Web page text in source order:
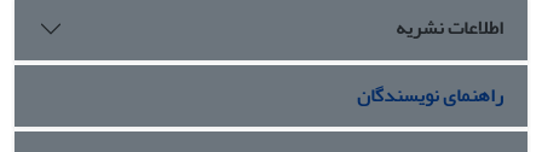
اطلاعات نشریه
راهنمای نویسندگان